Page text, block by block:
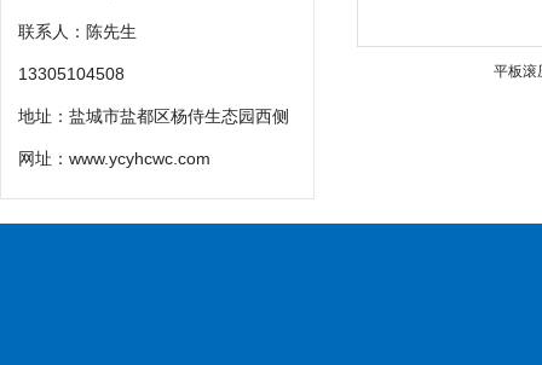
联系人：陈先生
13305104508
地址：盐城市盐都区杨侍生态园西侧
网址： www.ycyhcwc.com
平板滚